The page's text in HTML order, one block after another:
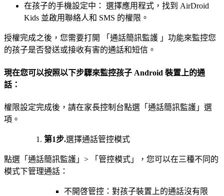
在孩子的手機設定中： 選擇應用程式，找到 AirDroid
Kids 並啟用聯絡人和 SMS 的權限。
授權完成之後，您需要打開 「通話簡訊監護 」功能來監控您
的孩子是否發送或接收有害的通話和短信。
現在您可以按照以下步驟來監控孩子 Android 裝置上的通
話：
權限設定完成後，請在家長控制台點選「通話簡訊監護」選
項。
第1步.選擇通話管控模式
點選「通話簡訊監護」> 「管控模式」，您可以在三種不同的
模式下管理通話：
不開啓管控：對孩子裝置上的通話沒有限